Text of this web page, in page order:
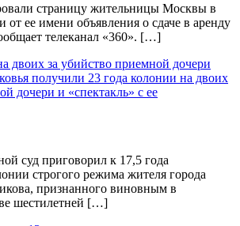
страницу жительницы Москвы в
от ее имени объявления о сдаче в аренду
телеканал «360». […]
получили 23 года колонии на двоих
дочери и «спектакль» с ее
суд приговорил к 17,5 года
строгого режима жителя города
признанного виновным в
шестилетней […]